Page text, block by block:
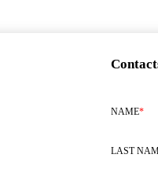
NAME*
LAST